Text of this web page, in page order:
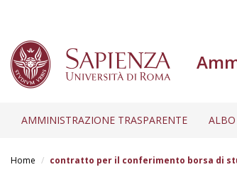
AMMINISTRAZIONE TRASPARENTE ALBO
Home contratto per il conferimento borsa di